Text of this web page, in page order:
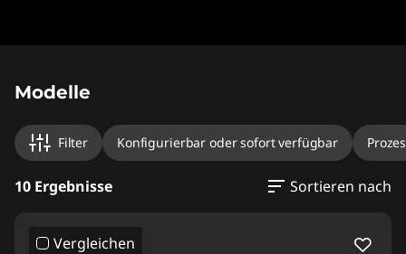
Modelle
Filter Konfigurierbar oder sofort verfügbar
10 Ergebnisse Sortieren nach
Vergleichen